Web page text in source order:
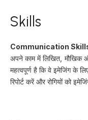
Skills
Communication
अपने काम में लिखित, मौखिक
महत्वपूर्ण है कि वे इमेजिंग के
रिपोर्ट करें और रोगियों को